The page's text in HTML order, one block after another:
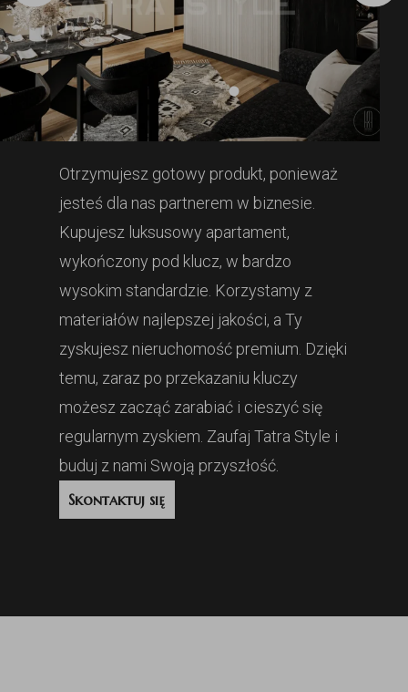
Otrzymujesz gotowy produkt, ponieważ
jesteś dla nas partnerem w biznesie.
Kupujesz luksusowy apartament,
wykończony pod klucz, w bardzo
wysokim standardzie. Korzystamy z
materiałów najlepszej jakości, a Ty
zyskujesz nieruchomość premium. Dzięki
temu, zaraz po przekazaniu kluczy
możesz zacząć zarabiać i cieszyć się
regularnym zyskiem. Zaufaj Tatra Style i
buduj z nami Swoją przyszłość.
Skontaktuj się